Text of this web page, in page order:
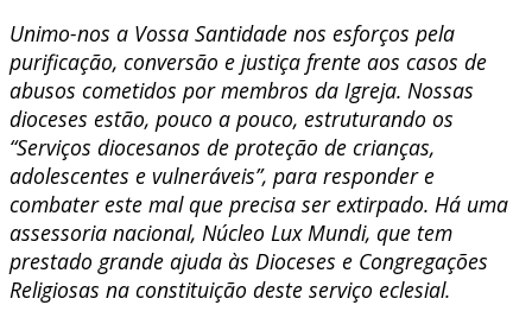
Unimo-nos a Vossa Santidade nos esforços pela
purificação, conversão e justiça frente aos casos de
abusos cometidos por membros da Igreja. Nossas
dioceses estão, pouco a pouco, estruturando os
“Serviços diocesanos de proteção de crianças,
adolescentes e vulneráveis”, para responder e
combater este mal que precisa ser extirpado. Há uma
assessoria nacional, Núcleo Lux Mundi, que tem
prestado grande ajuda às Dioceses e Congregações
Religiosas na constituição deste serviço eclesial.